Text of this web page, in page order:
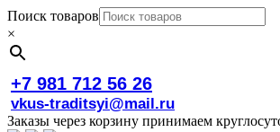
Поиск товаров
×
+7 981 712 56 26
vkus-traditsyi@mail.ru
Заказы через корзину принимаем